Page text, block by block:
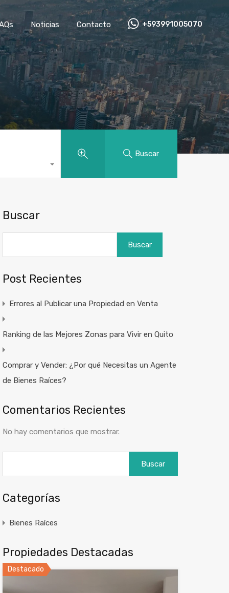
Noticias Contacto +593991005070
Buscar
Buscar
Buscar
Post Recientes
Errores al Publicar una Propiedad en Venta
Ranking de las Mejores Zonas para Vivir en Quito
Comprar y Vender: ¿Por qué Necesitas un Agente
de Bienes Raíces?
Comentarios Recientes
No hay comentarios que mostrar.
Categorías
Bienes Raíces
Propiedades Destacadas
Destacado